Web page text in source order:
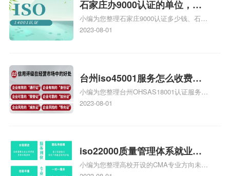
石家庄办9000认证的单位，石
家庄9000认证的公司
小编为您整理石家庄9000认证多少钱、石家
庄9000认证价格多少钱、石家庄9000认证
2023-08-01
台州iso45001服务怎么收费，
台州iso45001认证服务怎么收
费
小编为您整理台州OHSAS18001认证服务中
心哪家收费便宜、台州ISO9000认证，哪个
标准是什么相关iso体系认证知识，详情可
查看下方正文！
2023-08-01
iso22000质量管理体系就业方
向，质量管理与认证就业方向
小编为您整理高校开设的CMA专业方向未来